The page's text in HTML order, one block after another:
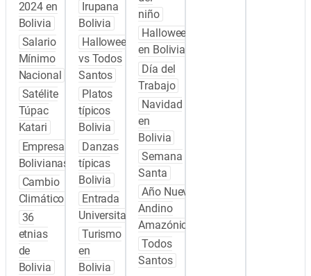
2024 en
Bolivia
Salario
Mínimo
Nacional
Satélite
Túpac
Katari
Empresas
Bolivianas
Cambio
Climático
36
etnias
de
Bolivia
Irupana
Bolivia
Halloween
vs Todos
Santos
Platos
típicos
Bolivia
Danzas
típicas
Bolivia
Entrada
Universitaria
Turismo
en
Bolivia
niño
Halloween
en Bolivia
Día del
Trabajo
Navidad
en
Bolivia
Semana
Santa
Año Nuevo
Andino
Amazónico
Todos
Santos